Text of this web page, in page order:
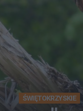
ŚWIĘTOKRZYSKIE